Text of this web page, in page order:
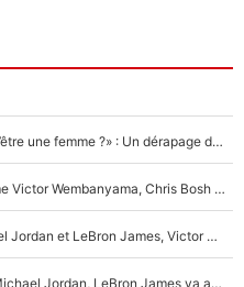
«LeBron James, as-tu déjà eu envie d’être une femme ?» : Un dérapage de Donald Trump sur la superstar de la NBA refait surface
NBA - Victime d'une thrombose comme Victor Wembanyama, Chris Bosh prévient le Français des risques sur sa santé : «J’ai failli mourir sur le coup et j’ai été ramené à la vie»
De la NBA au cinéma : Comme Michael Jordan et LeBron James, Victor Wembanyama rêve d'une carrière d'acteur !
The Last Dance sur Netflix : Comme Michael Jordan, LeBron James va avoir le droit à sa série !